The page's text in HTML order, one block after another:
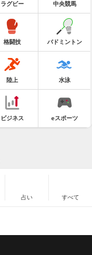
ラグビー 中央競馬
格闘技 バドミントン
陸上 水泳
ビジネス eスポーツ
占い すべて